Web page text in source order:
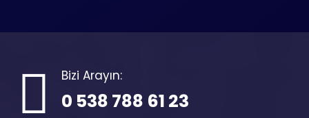
Bizi Arayın:
0 538 788 61 23